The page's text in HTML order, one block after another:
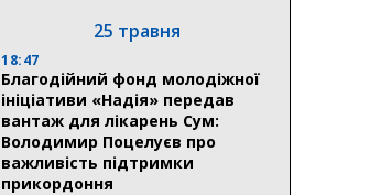
25 травня
18:47
Благодійний фонд молодіжної
ініціативи «Надія» передав
вантаж для лікарень Сум:
Володимир Поцелуєв про
важливість підтримки
прикордоння